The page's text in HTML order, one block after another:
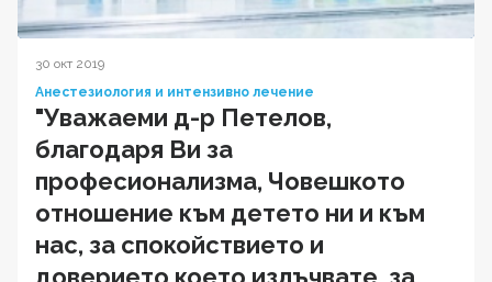
30 окт 2019
Анестезиология и интензивно лечение
"Уважаеми д-р Петелов,
благодаря Ви за
професионализма, Човешкото
отношение към детето ни и към
нас, за спокойствието и